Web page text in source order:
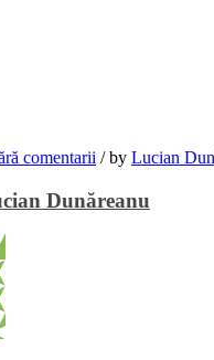
comentarii /by Lucian
Dunăreanu